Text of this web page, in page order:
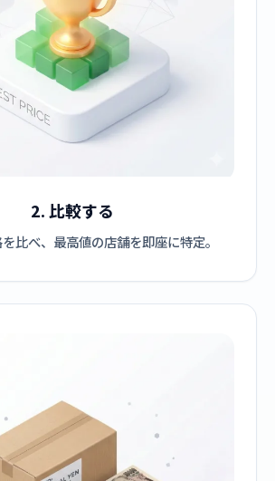
2. 比較する
比べ、最高値の店舗を即座に特定。